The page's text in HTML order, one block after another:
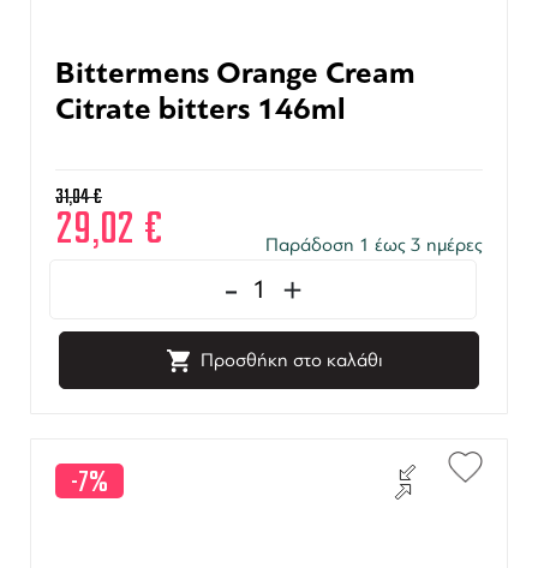
Bittermens Orange Cream
Citrate bitters 146ml
31,04€
29,02 € Παράδοση 1 έως 3 ημέρες
- +
Προσθήκη στο καλάθι
-7%